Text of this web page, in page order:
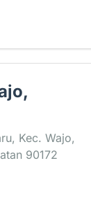
Kec. Wajo,
90172